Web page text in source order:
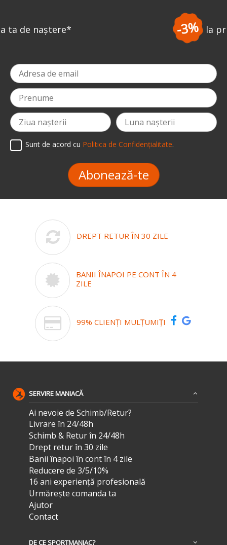
-3% *
Sunt de acord cu Politica de Confidențialitate.
Abonează-te
DREPT RETUR ÎN 30 ZILE
BANII ÎNAPOI PE CONT ÎN 4
ZILE
99% CLIENȚI MULȚUMIȚI
SERVIRE MANIACĂ
Ai nevoie de Schimb/Retur?
Livrare în 24/48h
Schimb & Retur în 24/48h
Drept retur în 30 zile
Banii înapoi în cont în 4 zile
Reducere de 3/5/10%
16 ani experiență profesională
Urmărește comanda ta
Ajutor
Contact
DE CE SPORTMANIAC?